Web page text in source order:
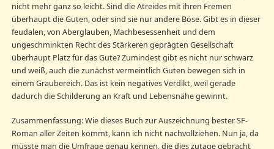
nicht mehr ganz so leicht. Sind die Atreides mit ihren Fremen
überhaupt die Guten, oder sind sie nur andere Böse. Gibt es in dieser
feudalen, von Aberglauben, Machbesessenheit und dem
ungeschminkten Recht des Stärkeren geprägten Gesellschaft
überhaupt Platz für das Gute? Zumindest gibt es nicht nur schwarz
und weiß, auch die zunächst vermeintlich Guten bewegen sich in
einem Graubereich. Das ist kein negatives Verdikt, weil gerade
dadurch die Schilderung an Kraft und Lebensnähe gewinnt.
Zusammenfassung: Wie dieses Buch zur Auszeichnung bester SF-
Roman aller Zeiten kommt, kann ich nicht nachvollziehen. Nun ja, da
müsste man die Umfrage genau kennen, die dies zutage gebracht